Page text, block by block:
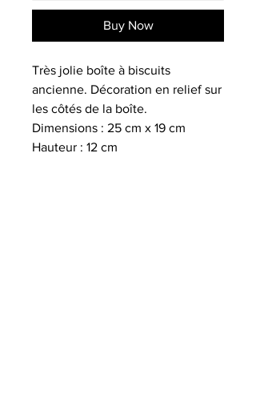
Buy Now
Très jolie boîte à biscuits
ancienne. Décoration en relief sur
les côtés de la boîte.
Dimensions : 25 cm x 19 cm
Hauteur : 12 cm